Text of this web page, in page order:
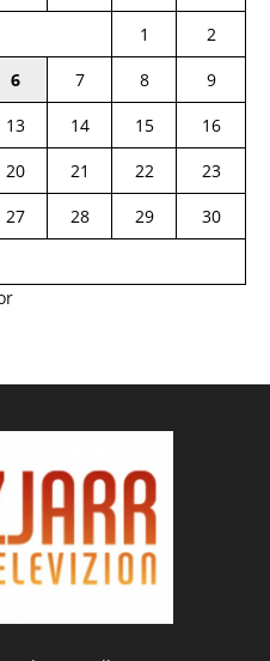
1
2
6 7 8
9
13 14 15
16
20 21 22
23
27 28 29
30